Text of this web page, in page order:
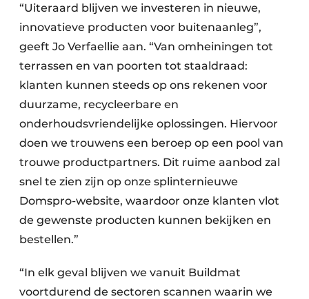
“Uiteraard blijven we investeren in nieuwe,
innovatieve producten voor buitenaanleg”,
geeft Jo Verfaellie aan. “Van omheiningen tot
terrassen en van poorten tot staaldraad:
klanten kunnen steeds op ons rekenen voor
duurzame, recycleerbare en
onderhoudsvriendelijke oplossingen. Hiervoor
doen we trouwens een beroep op een pool van
trouwe productpartners. Dit ruime aanbod zal
snel te zien zijn op onze splinternieuwe
Domspro-website, waardoor onze klanten vlot
de gewenste producten kunnen bekijken en
bestellen.”
“In elk geval blijven we vanuit Buildmat
voortdurend de sectoren scannen waarin we